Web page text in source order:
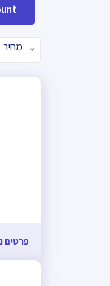
מחיר
פרטים